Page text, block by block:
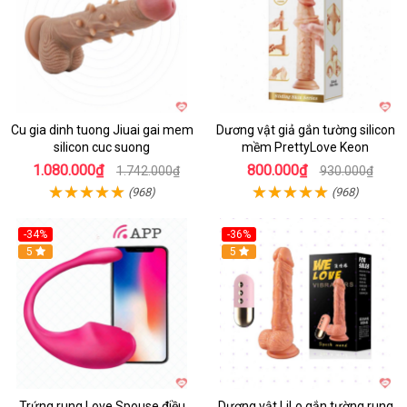
Cu gia dinh tuong Jiuai gai mem
silicon cuc suong
1.080.000₫ 1.742.000₫
(968)
Dương vật giả gắn tường silicon
mềm PrettyLove Keon
800.000₫ 930.000₫
(968)
-34%
5
-36%
5